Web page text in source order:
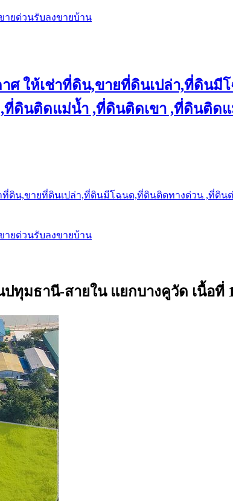
ยด่วนรับลงขายบ้าน
าศ ให้เช่าที่ดิน,ขายที่ดินเปล่า,ที่ดิน
,ที่ดินติดแม่น้ำ ,ที่ดินติดเขา ,ที่ดินติด
ที่ดิน,ขายที่ดินเปล่า,ที่ดินมีโฉนด,ที่ดินติดทางด่วน ,ที่ดิน
ยด่วนรับลงขายบ้าน
ธานี-สายใน แยกบางคูวัด เนื้อที่